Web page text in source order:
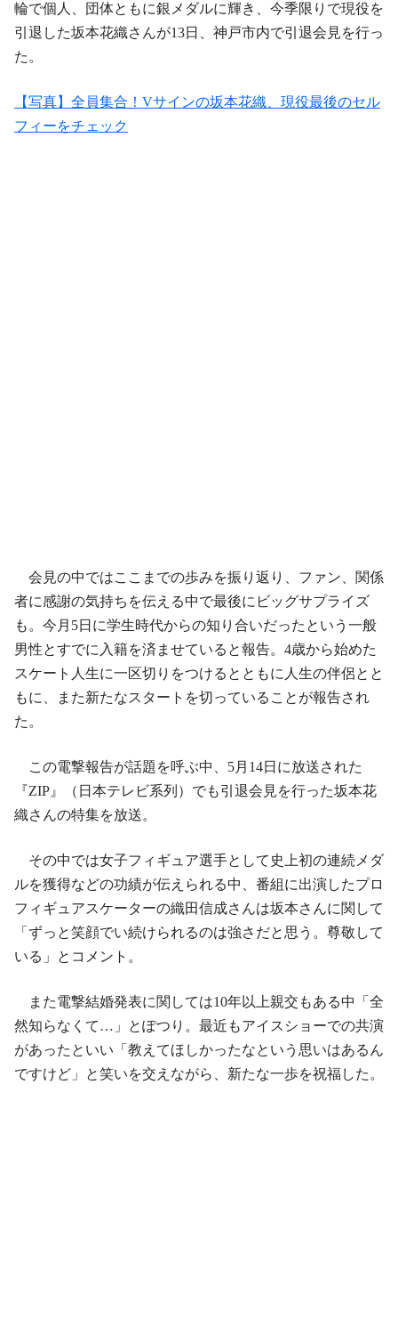
輪で個人、団体ともに銀メダルに輝き、今季限りで現役を
引退した坂本花織さんが13日、神戸市内で引退会見を行っ
た。
【写真】全員集合！Vサインの坂本花織、現役最後のセル
フィーをチェック
会見の中ではここまでの歩みを振り返り、ファン、関係
者に感謝の気持ちを伝える中で最後にビッグサプライズ
も。今月5日に学生時代からの知り合いだったという一般
男性とすでに入籍を済ませていると報告。4歳から始めた
スケート人生に一区切りをつけるとともに人生の伴侶とと
もに、また新たなスタートを切っていることが報告され
た。
この電撃報告が話題を呼ぶ中、5月14日に放送された
『ZIP』（日本テレビ系列）でも引退会見を行った坂本花
織さんの特集を放送。
その中では女子フィギュア選手として史上初の連続メダ
ルを獲得などの功績が伝えられる中、番組に出演したプロ
フィギュアスケーターの織田信成さんは坂本さんに関して
「ずっと笑顔でい続けられるのは強さだと思う。尊敬して
いる」とコメント。
また電撃結婚発表に関しては10年以上親交もある中「全
然知らなくて…」とぽつり。最近もアイスショーでの共演
があったといい「教えてほしかったなという思いはあるん
ですけど」と笑いを交えながら、新たな一歩を祝福した。